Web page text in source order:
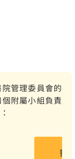
管理委員會的
附屬小組負責
醫